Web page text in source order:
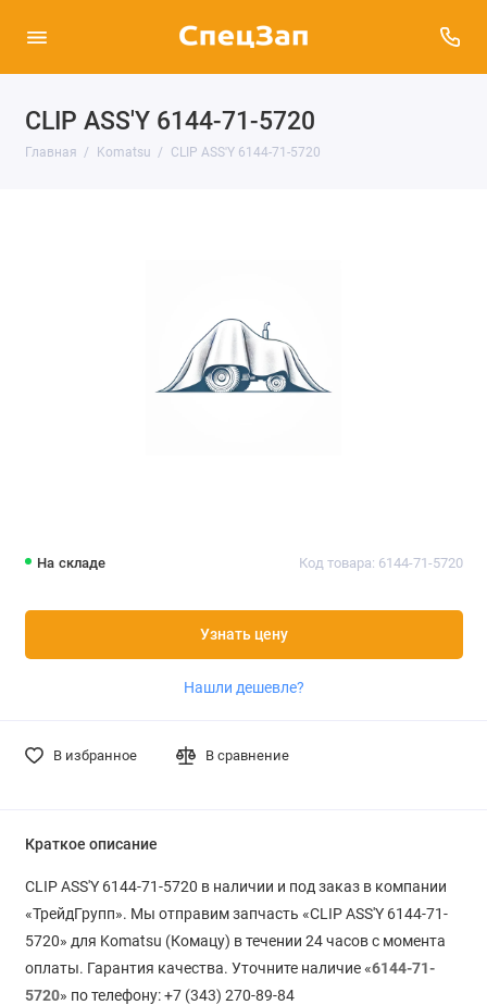
CLIP ASS'Y 6144-71-5720
Главная Komatsu CLIP ASS'Y 6144-71-5720
На складе Код товара: 6144-71-5720
Узнать цену
Нашли дешевле?
В избранное В сравнение
Краткое описание
CLIP ASS'Y 6144-71-5720 в наличии и под заказ в компании
«ТрейдГрупп». Мы отправим запчасть «CLIP ASS'Y 6144-71-
5720» для Komatsu (Комацу) в течении 24 часов с момента
оплаты. Гарантия качества. Уточните наличие «6144-71-
5720» по телефону: +7 (343) 270-89-84